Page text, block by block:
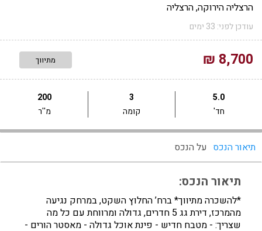
הרצליה הירוקה, הרצליה
עודכן לפני: 33 ימים
8,700 ₪ מתיווך
5.0
חד'
3
קומה
200
מ''ר
תיאור הנכס על הנכס
תיאור הנכס:
*להשכרה מתיווך* ברח’ החלוץ השקט, במרחק נגיעה
מהמרכז, דירת גג 5 חדרים, גדולה ומרווחת עם כל מה
שצריך: - מטבח חדיש - פינת אוכל גדולה - מאסטר הורים -